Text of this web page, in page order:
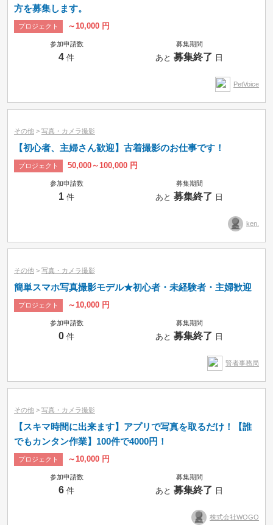
方を募集します。
プロジェクト ～10,000 円
参加申請数
4 件
募集期間
あと募集終了 日
PetVoice
その他 > 写真・カメラ撮影
【初心者、主婦さん歓迎】古着撮影のお仕事です！
プロジェクト 50,000～100,000 円
参加申請数
1 件
募集期間
あと募集終了 日
ken.
その他 > 写真・カメラ撮影
簡単スマホ写真撮影モデル★初心者・未経験者・主婦歓迎
プロジェクト ～10,000 円
参加申請数
0 件
募集期間
あと募集終了 日
賢者事務局
その他 > 写真・カメラ撮影
【スキマ時間に出来ます】アプリで写真を取るだけ！【誰
でもカンタン作業】100件で4000円！
プロジェクト ～10,000 円
参加申請数
6 件
募集期間
あと募集終了 日
株式会社WOGO